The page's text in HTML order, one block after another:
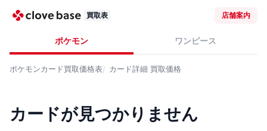
買取表 店舗案内
ポケモン ワンピース
ポケモンカード買取価格表 カード詳細 買取価格
カードが見つかりません